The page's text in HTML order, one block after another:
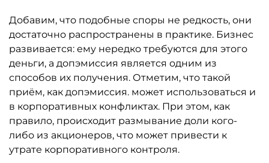
Добавим, что подобные споры не редкость, они
достаточно распространены в практике. Бизнес
развивается: ему нередко требуются для этого
деньги, а допэмиссия является одним из
способов их получения. Отметим, что такой
приём, как допэмиссия. может использоваться и
в корпоративных конфликтах. При этом, как
правило, происходит размывание доли кого-
либо из акционеров, что может привести к
утрате корпоративного контроля.